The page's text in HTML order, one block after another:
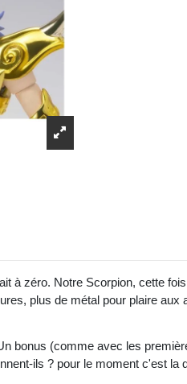
à zéro. Notre Scorpion, cette
plus de métal pour plaire
bonus (comme avec les
ils ? pour le moment c'est la